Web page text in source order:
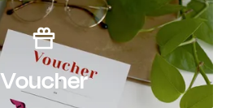
Voucher